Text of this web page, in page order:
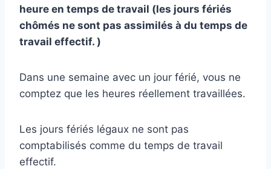
heure en temps de travail (les jours fériés
chômés ne sont pas assimilés à du temps de
travail effectif. )
Dans une semaine avec un jour férié, vous ne
comptez que les heures réellement travaillées.
Les jours fériés légaux ne sont pas
comptabilisés comme du temps de travail
effectif.